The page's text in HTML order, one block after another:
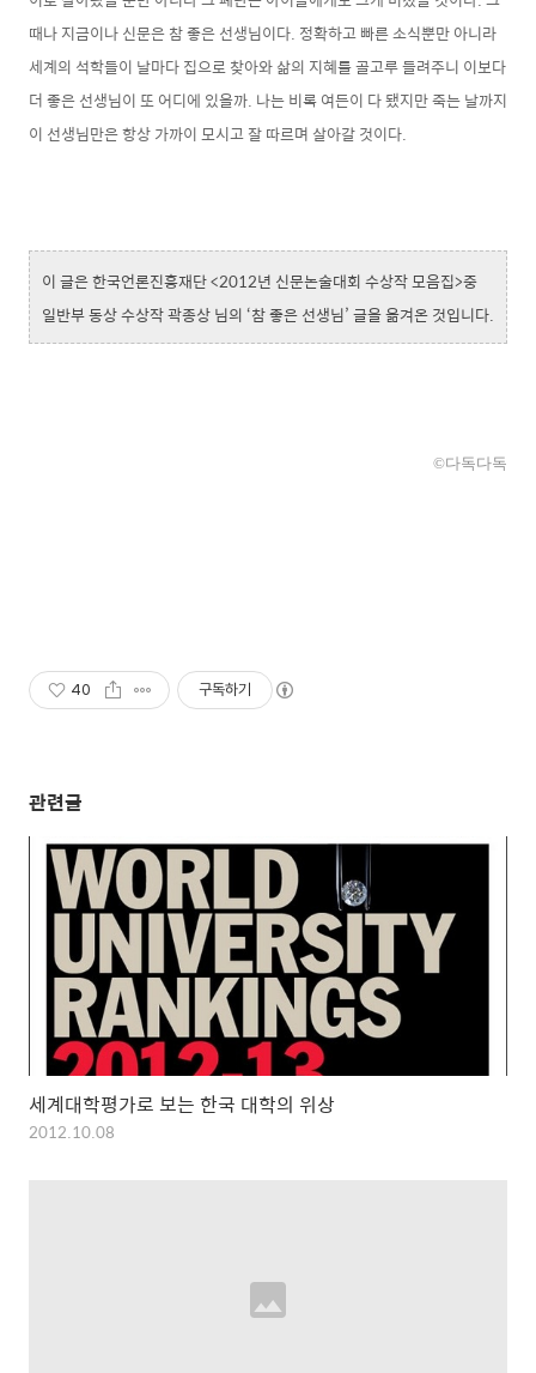
때나 지금이나 신문은 참 좋은 선생님이다. 정확하고 빠른 소식뿐만 아니라
세계의 석학들이 날마다 집으로 찾아와 삶의 지혜를 골고루 들려주니 이보다
더 좋은 선생님이 또 어디에 있을까. 나는 비록 여든이 다 됐지만 죽는 날까지
이 선생님만은 항상 가까이 모시고 잘 따르며 살아갈 것이다.
이 글은 한국언론진흥재단 <2012년 신문논술대회 수상작 모음집>중
일반부 동상 수상작 곽종상 님의 ‘참 좋은 선생님’ 글을 옮겨온 것입니다.
©다독다독
40 구독하기
관련글
세계대학평가로 보는 한국 대학의 위상
2012.10.08